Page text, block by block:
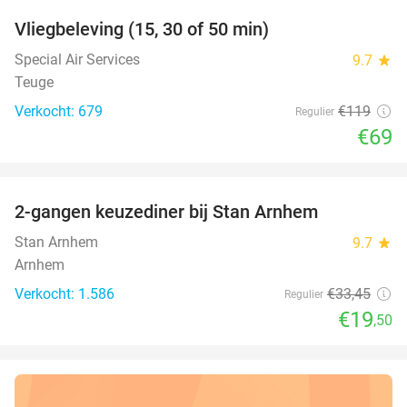
Vliegbeleving (15, 30 of 50 min)
Special Air Services 9.7 star
Teuge
Verkocht: 679
Regulier €119
€69
2-gangen keuzediner bij Stan Arnhem
Stan Arnhem 9.7 star
Arnhem
Verkocht: 1.586
Regulier €33,45
€19,50